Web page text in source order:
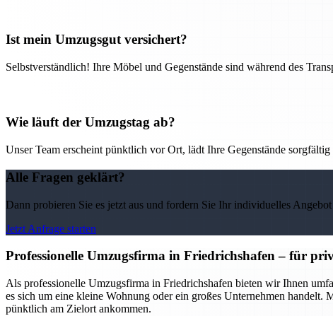
Ist mein Umzugsgut versichert?
Selbstverständlich! Ihre Möbel und Gegenstände sind während des
Wie läuft der Umzugstag ab?
Unser Team erscheint pünktlich vor Ort, lädt Ihre Gegenstände
Alle Fragen geklärt?
Dann probieren Sie es jetzt aus und fordern Sie Ihr individuelles
Jetzt Anfrage starten
Professionelle Umzugsfirma in Friedrichshafen – für
Als professionelle Umzugsfirma in Friedrichshafen bieten wir Ihnen
es sich um eine kleine Wohnung oder ein großes Unternehmen handelt.
pünktlich am Zielort ankommen.